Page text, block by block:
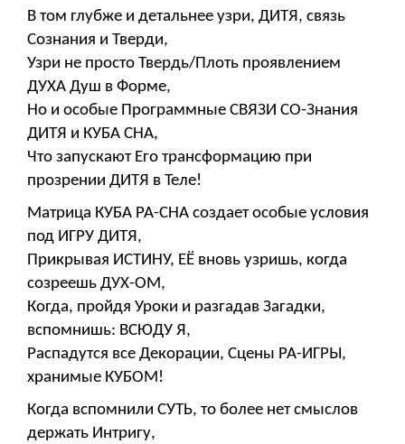
В том глубже и детальнее узри, ДИТЯ, связь
Сознания и Тверди,
Узри не просто Твердь/Плоть проявлением
ДУХА Душ в Форме,
Но и особые Программные СВЯЗИ СО-Знания
ДИТЯ и КУБА СНА,
Что запускают Его трансформацию при
прозрении ДИТЯ в Теле!
Матрица КУБА РА-СНА создает особые условия
под ИГРУ ДИТЯ,
Прикрывая ИСТИНУ, ЕЁ вновь узришь, когда
созреешь ДУХ-ОМ,
Когда, пройдя Уроки и разгадав Загадки,
вспомнишь: ВСЮДУ Я,
Распадутся все Декорации, Сцены РА-ИГРЫ,
хранимые КУБОМ!
Когда вспомнили СУТЬ, то более нет смыслов
держать Интригу,